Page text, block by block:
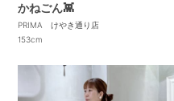
かねごん👾
PRIMA けやき通り店
153cm